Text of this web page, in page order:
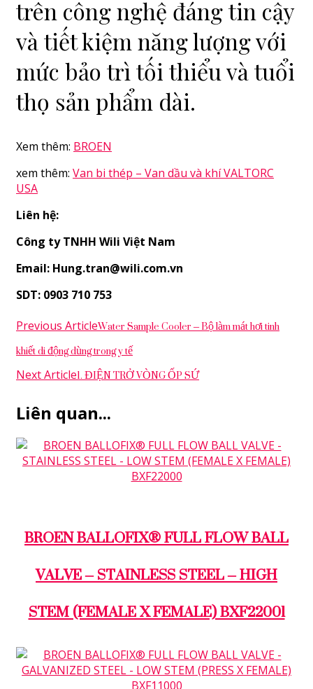
trên công nghệ đáng tin cậy
và tiết kiệm năng lượng với
mức bảo trì tối thiểu và tuổi
thọ sản phẩm dài.
Xem thêm: BROEN
xem thêm: Van bi thép – Van dầu và khí VALTORC
USA
Liên hệ:
Công ty TNHH Wili Việt Nam
Email: Hung.tran@wili.com.vn
SDT: 0903 710 753
Post
Navigation
Previous ArticleWater Sample Cooler – Bộ làm mát hơi tinh
khiết di động dùng trong y tế
Next Article1. ĐIỆN TRỞ VÒNG ỐP SỨ
Liên quan...
BROEN BALLOFIX® FULL FLOW BALL
VALVE – STAINLESS STEEL – HIGH
STEM (FEMALE X FEMALE) BXF22001